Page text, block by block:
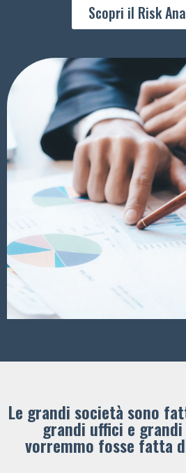
Scopri il Risk
Le grandi società sono
grandi uffici e
vorremmo fosse fatta